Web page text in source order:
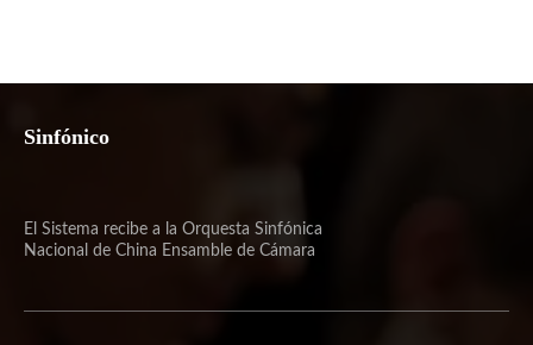
Sinfónico
El Sistema recibe a la Orquesta Sinfónica
Nacional de China Ensamble de Cámara